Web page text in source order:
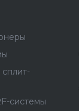
системы